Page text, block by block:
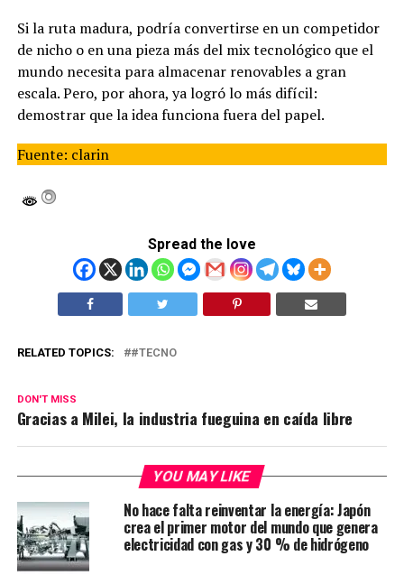
Si la ruta madura, podría convertirse en un competidor
de nicho o en una pieza más del mix tecnológico que el
mundo necesita para almacenar renovables a gran
escala. Pero, por ahora, ya logró lo más difícil:
demostrar que la idea funciona fuera del papel.
Fuente: clarin
Spread the love
RELATED TOPICS: #TECNO
DON'T MISS
Gracias a Milei, la industria fueguina en caída libre
YOU MAY LIKE
No hace falta reinventar la energía: Japón
crea el primer motor del mundo que genera
electricidad con gas y 30 % de hidrógeno